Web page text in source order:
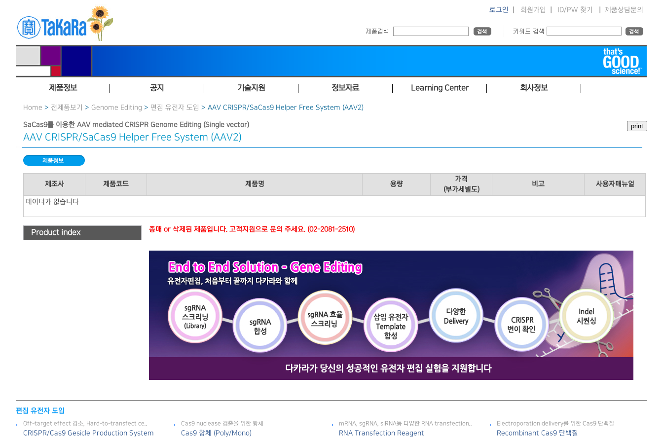
로그인 회원가입 ID/PW 찾기 제품상담문의
제품정보 공지 기술지원 정보자료 Learning Center 회사정보
Home > 전제품보기 > Genome Editing > 편집 유전자 도입 > AAV CRISPR/SaCas9 Helper Free System (AAV2)
SaCas9를 이용한 AAV mediated CRISPR Genome Editing (Single vector)
AAV CRISPR/SaCas9 Helper Free System (AAV2)
제조사 제품코드 제품명 용량
가격
(부가세별도)
비고 사용자매뉴얼
데이터가 없습니다
Product index 종매 or 삭제된 제품입니다. 고객지원으로 문의 주세요. (02-2081-2510)
편집 유전자 도입
Off-target effect 감소, Hard-to-transfect ce..
CRISPR/Cas9 Gesicle Production System
Cas9 nuclease 검출을 위한 항체
Cas9 항체 (Poly/Mono)
mRNA, sgRNA, siRNA등 다양한 RNA transfection..
RNA Transfection Reagent
Electroporation delivery를 위한 Cas9 단백질
Recombinant Cas9 단백질